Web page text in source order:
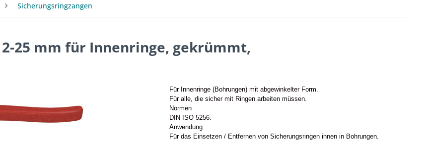
Sicherungsringzangen
25 mm für Innenringe, gekrümmt,
Für Innenringe (Bohrungen) mit abgewinkelter Form.
Für alle, die sicher mit Ringen arbeiten müssen.
Normen
DIN ISO 5256.
Anwendung
Für das Einsetzen / Entfernen von Sicherungsringen innen in Bohrungen.